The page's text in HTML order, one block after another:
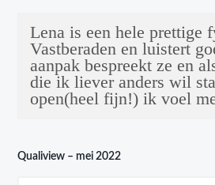
Lena is een hele prettige
Vastberaden en luistert
aanpak bespreekt ze en
die ik liever anders wil
open(heel fijn!) ik voel
Qualiview – mei 2022